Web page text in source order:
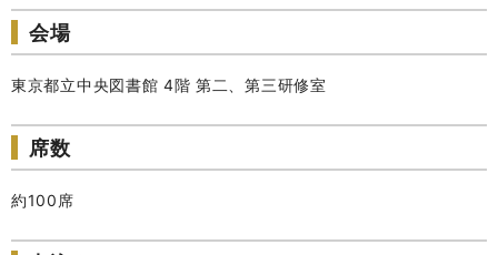
会場
東京都立中央図書館 4階 第二、第三研修室
席数
約100席